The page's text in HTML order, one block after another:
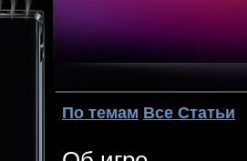
По темам Все Статьи